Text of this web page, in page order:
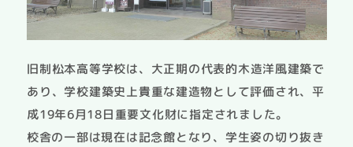
旧制松本高等学校は、大正期の代表的木造洋風建築で
あり、学校建築史上貴重な建造物として評価され、平
成19年6月18日重要文化財に指定されました。
校舎の一部は現在は記念館となり、学生姿の切り抜き